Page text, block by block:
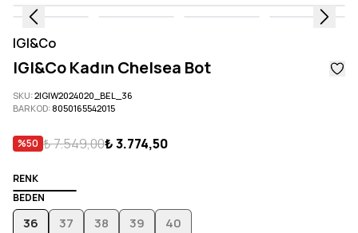
IGI&Co
IGI&Co Kadın Chelsea Bot
SKU:2IGIW2024020_BEL_36
BARKOD: 8050165542015
%50 ₺ 7.549,00₺ 3.774,50
RENK
BEDEN
36 37 38 39 40